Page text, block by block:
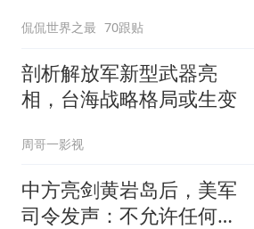
侃侃世界之最 70跟贴
剖析解放军新型武器亮
相，台海战略格局或生变
周哥一影视
中方亮剑黄岩岛后，美军
司令发声：不允许任何国